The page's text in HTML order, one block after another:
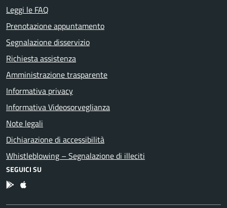
Leggi le FAQ
Prenotazione appuntamento
Segnalazione disservizio
Richiesta assistenza
Amministrazione trasparente
Informativa privacy
Informativa Videosorveglianza
Note legali
Dichiarazione di accessibilità
Whistleblowing – Segnalazione di illeciti
SEGUICI SU
App Android
App IOS